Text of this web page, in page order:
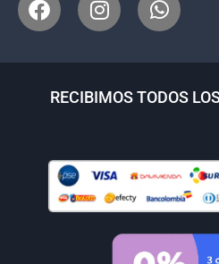
RECIBIMOS TODOS